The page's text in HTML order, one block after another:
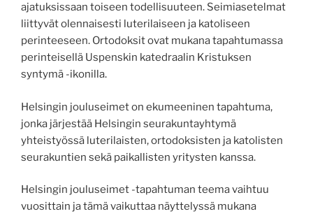
ajatuksissaan toiseen todellisuuteen. Seimiasetelmat
liittyvät olennaisesti luterilaiseen ja katoliseen
perinteeseen. Ortodoksit ovat mukana tapahtumassa
perinteisellä Uspenskin katedraalin Kristuksen
syntymä -ikonilla.
Helsingin jouluseimet on ekumeeninen tapahtuma,
jonka järjestää Helsingin seurakuntayhtymä
yhteistyössä luterilaisten, ortodoksisten ja katolisten
seurakuntien sekä paikallisten yritysten kanssa.
Helsingin jouluseimet -tapahtuman teema vaihtuu
vuosittain ja tämä vaikuttaa näyttelyssä mukana